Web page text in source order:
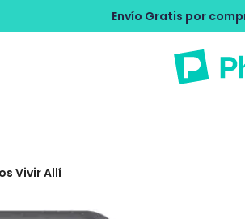
Gratis por compras de $150.000
Vivir Allí